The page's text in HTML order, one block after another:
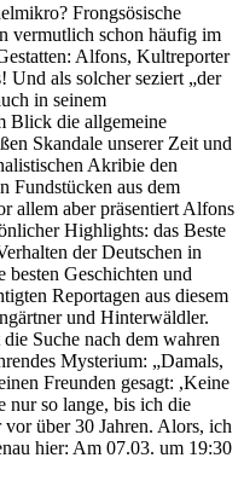
Frongsösische
vermutlich schon häufig im
Alfons, Kultreporter
Und als solcher seziert „der
in seinem
Blick die allgemeine
Skandale unserer Zeit und
Akribie den
Fundstücken aus dem
allem aber präsentiert Alfons
Highlights: das Beste
der Deutschen in
besten Geschichten und
Reportagen aus diesem
und Hinterwäldler.
Suche nach dem wahren
Mysterium: „Damals,
Freunden gesagt: ,Keine
nur so lange, bis ich die
vor über 30 Jahren. Alors, ich
hier: Am 07.03. um 19:30